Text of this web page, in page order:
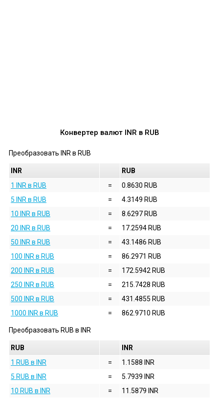
Конвертер валют INR в RUB
Преобразовать INR в RUB
INR
RUB
1 INR в RUB
=
0.8630 RUB
5 INR в RUB
=
4.3149 RUB
10 INR в RUB
=
8.6297 RUB
20 INR в RUB
=
17.2594 RUB
50 INR в RUB
=
43.1486 RUB
100 INR в RUB
=
86.2971 RUB
200 INR в RUB
=
172.5942 RUB
250 INR в RUB
=
215.7428 RUB
500 INR в RUB
=
431.4855 RUB
1000 INR в RUB
= 862.9710 RUB
Преобразовать RUB в INR
RUB
INR
1 RUB в INR
=
1.1588 INR
5 RUB в INR
=
5.7939 INR
10 RUB в INR
=
11.5879 INR